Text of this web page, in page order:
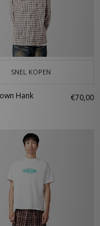
SNEL KOPEN
Hank
€70,00